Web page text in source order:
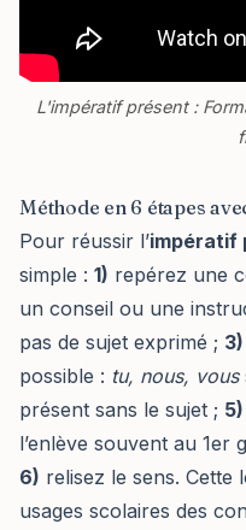
L'impératif présent :
Méthode en 6 étapes
Pour réussir l’impératif
simple : 1) repérez une
un conseil ou une
pas de sujet exprimé ; 3)
possible : tu, nous, vous
présent sans le sujet ; 5)
l’enlève souvent au 1er
6) relisez le sens.
usages scolaires des